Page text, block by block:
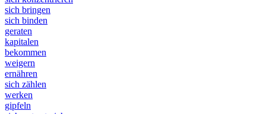
sich bringen
sich binden
geraten
kapitalen
bekommen
weigern
ernähren
sich zählen
werken
gipfeln